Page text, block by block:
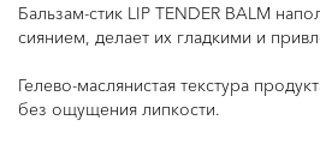
Бальзам-стик LIP TENDER BALM
сиянием, делает их гладкими и
Гелево-маслянистая текстура
без ощущения липкости.